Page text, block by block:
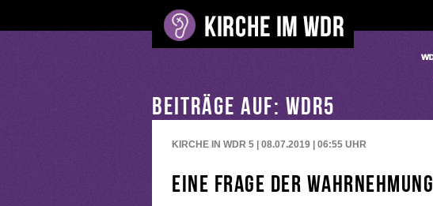
BEITRÄGE AUF: WDR5
KIRCHE IN WDR 5 | 08.07.2019 | 06:55 UHR
Eine Frage der Wahrnehmung